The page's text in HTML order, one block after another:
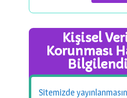
Kişisel
Korunması
Sitemizde